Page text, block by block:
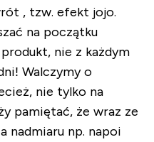
, tzw. efekt jojo.
na początku
nie z każdym
Walczymy o
nie tylko na
pamiętać, że wraz ze
nadmiaru np. napoi